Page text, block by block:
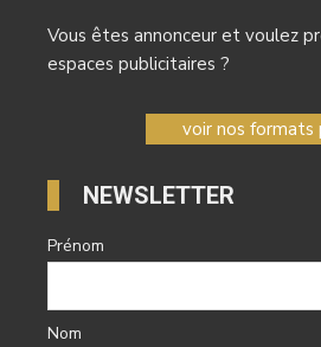
Vous êtes annonceur et voulez
espaces publicitaires ?
voir nos formats
NEWSLETTER
Prénom
Nom